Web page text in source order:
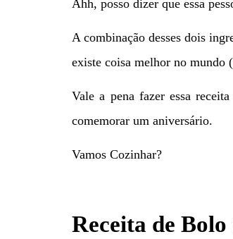
Ahh, posso dizer que essa
A combinação desses dois
existe coisa melhor no mundo
Vale a pena fazer essa
comemorar um aniversário.
Vamos Cozinhar?
Receita de